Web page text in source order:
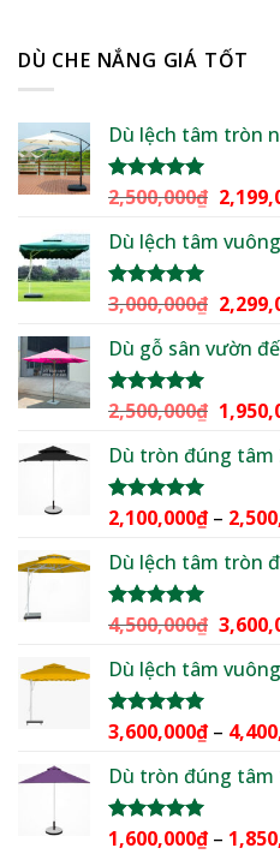
DÙ CHE NẮNG GIÁ TỐT
Dù lệch tâm tròn
Được xếp
5 sao
2,500,000₫ Giá
là:
Dù lệch tâm
Được xếp
5 sao
3,000,000₫ Giá
là:
Dù gỗ sân vườn
Được xếp
5 sao
2,500,000₫ Giá
là:
Dù tròn đúng tâm
Được xếp
5 sao
2,100,000₫ –
Dù lệch tâm tròn
Được xếp
5 sao
4,500,000₫ Giá
là:
Dù lệch tâm
Được xếp
5 sao
3,600,000₫ –
Dù tròn đúng tâm
Được xếp
1,600,000₫ –